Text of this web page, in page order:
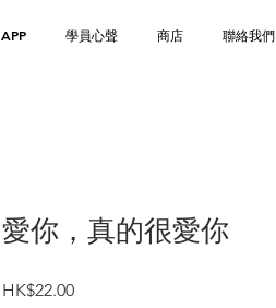
APP 學員心聲 商店 聯絡我們
愛你，真的很愛你
HK$22.00價